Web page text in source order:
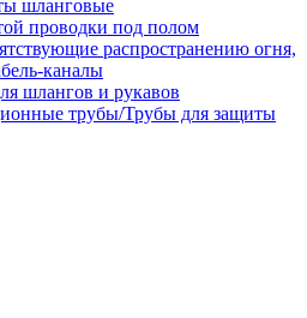
шланговые
проводки под полом
распространению огня,
каналы
шлангов и рукавов
трубы/Трубы для защиты